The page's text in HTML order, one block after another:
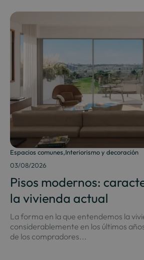
Espacios comunes,Interiorismo y decoración
03/08/2026
Pisos modernos:
la vivienda actual
La forma en la que entendemos la
considerablemente en los últimos
de los compradores...